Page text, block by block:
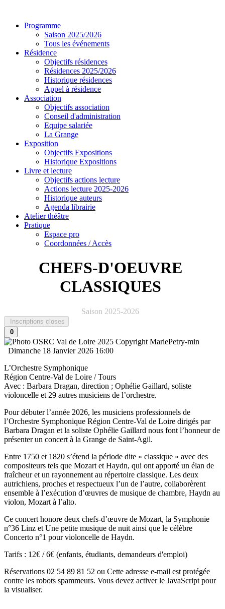
Programme
Saison 2025/2026
Tous les événements
Résidence
Objectifs résidences
Résidences 2025/2026
Historique résidences
Appel à résidence
Association
Objectifs association
Conseil d'administration
Equipe salariée
La Grange
Exposition
Objectifs Expositions
Historique Expositions
Livre et lecture
Objectifs actions lecture
Actions lecture 2025-2026
Historique auteurs
Agenda librairie
Atelier théâtre
Pratique
Espace pro
Coordonnées / Accès
CHEFS-D'OEUVRE
CLASSIQUES
Saison 2025-2026
Inscriptions closes
0
Dimanche 18 Janvier 2026 16:00
L’Orchestre Symphonique
Région Centre-Val de Loire / Tours
Avec : Barbara Dragan, direction ; Ophélie Gaillard, soliste
violoncelle et 29 autres musiciens de l’orchestre.
Pour débuter l’année 2026, les musiciens professionnels de
l’Orchestre Symphonique Région Centre-Val de Loire dirigés par
Barbara Dragan et la soliste Ophélie Gaillard nous font l’honneur de
présenter un concert à la Grange de Saint-Agil.
Entre 1750 et 1820 s’étend la période dite « classique » avec des
compositeurs tels que Mozart et Haydn, qui ont apporté un élan de
fraîcheur et un rayonnement au répertoire classique. Les deux
autrichiens, proches et respectueux l’un de l’autre, collaborèrent
ensemble à l’exécution d’œuvres de musique de chambre, Haydn au
violon, Mozart à l’alto.
Ce concert honore deux chefs-d’œuvre de Mozart, la Symphonie
n°36 Linz et Une petite musique de nuit ainsi que le célèbre
Concerto n°1 pour violoncelle de Haydn.
Tarifs : 12€ / 6€ (enfants, étudiants, demandeurs d'emploi)
Réservations 02 54 89 81 52 ou Cette adresse e-mail est protégée
contre les robots spammeurs. Vous devez activer le JavaScript pour
la visualiser.